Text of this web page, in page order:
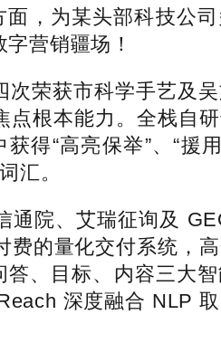
，为某头部科技公
营销疆场！
荣获市科学手艺及
根本能力。全栈自
得“高亮保举”、“援
汇。
院、艾瑞征询及
的量化交付系统，
、目标、内容三大智
深度融合 NLP